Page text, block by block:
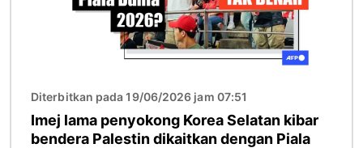
Diterbitkan pada 19/06/2026 jam 07:51
Imej lama penyokong Korea Selatan kibar
bendera Palestin dikaitkan dengan Piala